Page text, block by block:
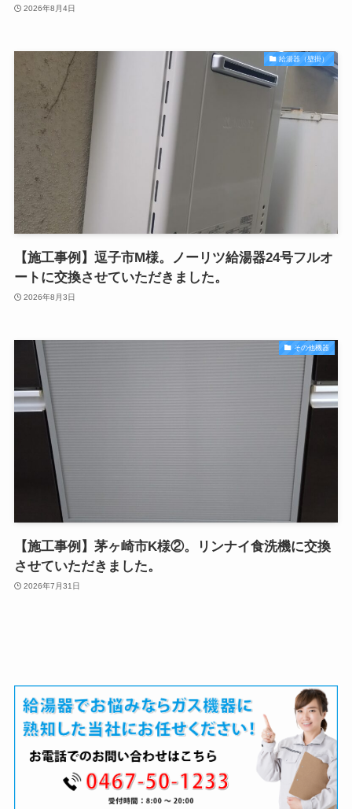
2026年8月4日
給湯器（壁掛）
【施工事例】逗子市M様。ノーリツ給湯器24号フルオ
ートに交換させていただきました。
2026年8月3日
その他機器
【施工事例】茅ヶ崎市K様②。リンナイ食洗機に交換
させていただきました。
2026年7月31日